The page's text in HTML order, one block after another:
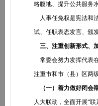
略腹地、提升公共服务
人事任免权是宪法和
试、任职表态发言、颁
三、注重创新形式、
常委会努力发挥代表
注重市和市（县）区两
（一）着力做好闭会
人大联动，全面开展“